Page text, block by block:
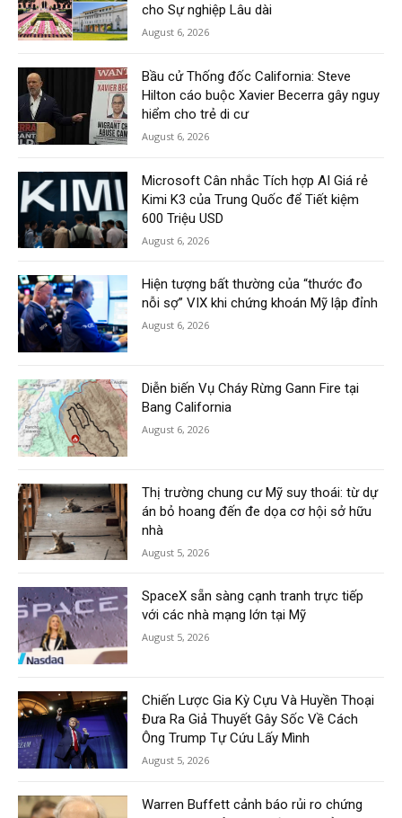
cho Sự nghiệp Lâu dài
August 6, 2026
Bầu cử Thống đốc California: Steve
Hilton cáo buộc Xavier Becerra gây nguy
hiểm cho trẻ di cư
August 6, 2026
Microsoft Cân nhắc Tích hợp AI Giá rẻ
Kimi K3 của Trung Quốc để Tiết kiệm
600 Triệu USD
August 6, 2026
Hiện tượng bất thường của “thước đo
nỗi sợ” VIX khi chứng khoán Mỹ lập đỉnh
August 6, 2026
Diễn biến Vụ Cháy Rừng Gann Fire tại
Bang California
August 6, 2026
Thị trường chung cư Mỹ suy thoái: từ dự
án bỏ hoang đến đe dọa cơ hội sở hữu
nhà
August 5, 2026
SpaceX sẵn sàng cạnh tranh trực tiếp
với các nhà mạng lớn tại Mỹ
August 5, 2026
Chiến Lược Gia Kỳ Cựu Và Huyền Thoại
Đưa Ra Giả Thuyết Gây Sốc Về Cách
Ông Trump Tự Cứu Lấy Mình
August 5, 2026
Warren Buffett cảnh báo rủi ro chứng